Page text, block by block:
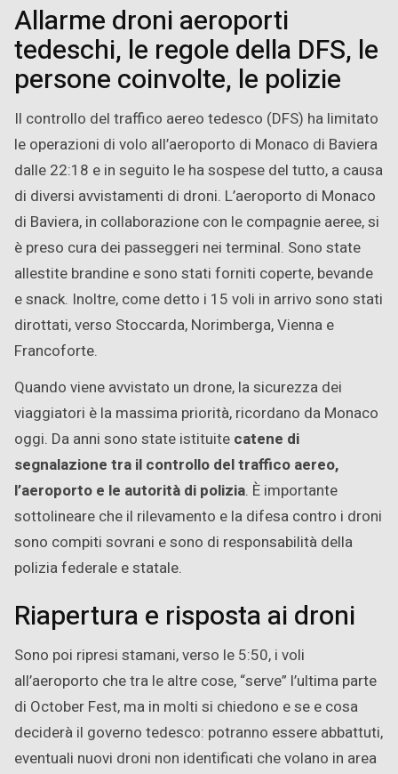
Allarme droni aeroporti
tedeschi, le regole della DFS, le
persone coinvolte, le polizie
Il controllo del traffico aereo tedesco (DFS) ha limitato
le operazioni di volo all’aeroporto di Monaco di Baviera
dalle 22:18 e in seguito le ha sospese del tutto, a causa
di diversi avvistamenti di droni. L’aeroporto di Monaco
di Baviera, in collaborazione con le compagnie aeree, si
è preso cura dei passeggeri nei terminal. Sono state
allestite brandine e sono stati forniti coperte, bevande
e snack. Inoltre, come detto i 15 voli in arrivo sono stati
dirottati, verso Stoccarda, Norimberga, Vienna e
Francoforte.
Quando viene avvistato un drone, la sicurezza dei
viaggiatori è la massima priorità, ricordano da Monaco
oggi. Da anni sono state istituite catene di
segnalazione tra il controllo del traffico aereo,
l’aeroporto e le autorità di polizia. È importante
sottolineare che il rilevamento e la difesa contro i droni
sono compiti sovrani e sono di responsabilità della
polizia federale e statale.
Riapertura e risposta ai droni
Sono poi ripresi stamani, verso le 5:50, i voli
all’aeroporto che tra le altre cose, “serve” l’ultima parte
di October Fest, ma in molti si chiedono e se e cosa
deciderà il governo tedesco: potranno essere abbattuti,
eventuali nuovi droni non identificati che volano in area